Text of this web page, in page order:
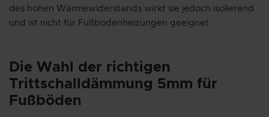
des hohen Wärmewiderstands wirkt sie jedoch isolierend
und ist nicht für Fußbodenheizungen geeignet
Die Wahl der richtigen
Trittschalldämmung 5mm für
Fußböden